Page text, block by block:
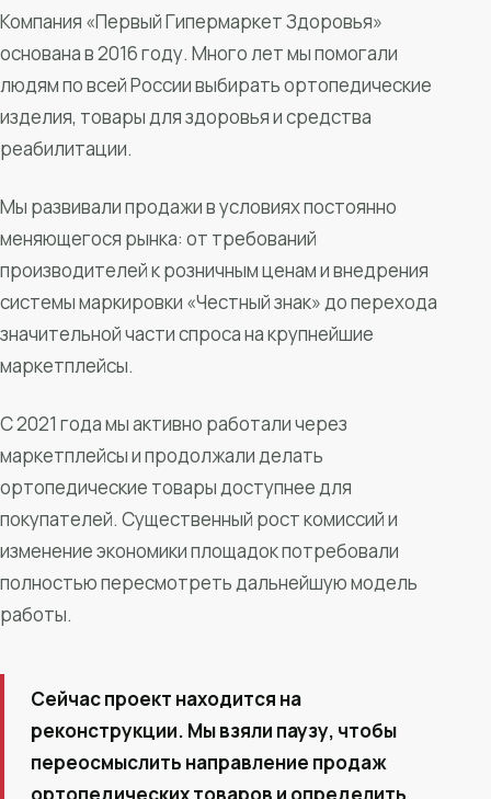
Компания «Первый Гипермаркет Здоровья»
основана в 2016 году. Много лет мы помогали
людям по всей России выбирать ортопедические
изделия, товары для здоровья и средства
реабилитации.
Мы развивали продажи в условиях постоянно
меняющегося рынка: от требований
производителей к розничным ценам и внедрения
системы маркировки «Честный знак» до перехода
значительной части спроса на крупнейшие
маркетплейсы.
С 2021 года мы активно работали через
маркетплейсы и продолжали делать
ортопедические товары доступнее для
покупателей. Существенный рост комиссий и
изменение экономики площадок потребовали
полностью пересмотреть дальнейшую модель
работы.
Сейчас проект находится на
реконструкции. Мы взяли паузу, чтобы
переосмыслить направление продаж